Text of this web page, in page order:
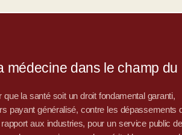
médecine dans le champ
que la santé soit un droit fondamental garanti,
payant généralisé, contre les dépassements
rapport aux industries, pour un service public